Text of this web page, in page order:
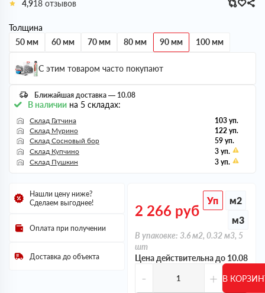
4,9 18 отзывов
Толщина
50 мм
60 мм 70 мм 80 мм 90 мм 100 мм
С этим товаром часто покупают
Ближайшая доставка — 10.08
В наличии на 5 складах:
Склад Гатчина
103 уп.
Склад Мурино
122 уп.
Склад Сосновый бор
59 уп.
Склад Купчино
3 уп.
Склад Пушкин
3 уп.
2 266 руб
Уп
м2
м3
В упаковке: 3.6 м2, 0.32 м3, 5
шт
Цена действительна до 10.08
- + В
Нашли цену ниже?
Сделаем выгоднее!
Оплата при получении
Доставка до объекта